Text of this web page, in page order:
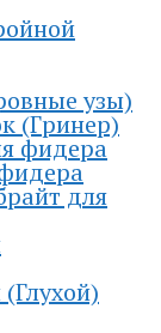
узы)
(Гринер)
фидера
для